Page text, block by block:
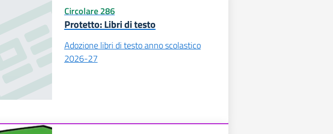
Circolare 286
Protetto: Libri di testo
Adozione libri di testo anno scolastico
2026-27